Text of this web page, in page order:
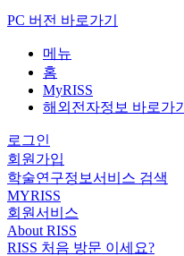
PC 버전 바로가기
메뉴
홈
MyRISS
해외전자정보 바로가기
로그인
회원가입
학술연구정보서비스 검색
MYRISS
회원서비스
About RISS
RISS 처음 방문 이세요?